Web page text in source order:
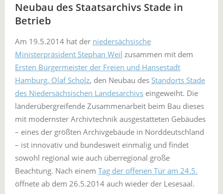
Neubau des Staatsarchivs Stade in
Betrieb
Am 19.5.2014 hat der niedersächsische
Ministerpräsident Stephan Weil zusammen mit dem
Ersten Bürgermeister der Freien und Hansestadt
Hamburg, Olaf Scholz, den Neubau des Standorts Stade
des Niedersächsischen Landesarchivs eingeweiht. Die
länderübergreifende Zusammenarbeit beim Bau dieses
mit modernster Archivtechnik ausgestatteten Gebäudes
– eines der größten Archivgebäude in Norddeutschland
– ist innovativ und bundesweit einmalig und findet
sowohl regional wie auch überregional große
Beachtung. Nach einem Tag der offenen Tür am 24.5.
öffnete ab dem 26.5.2014 auch wieder der Lesesaal.